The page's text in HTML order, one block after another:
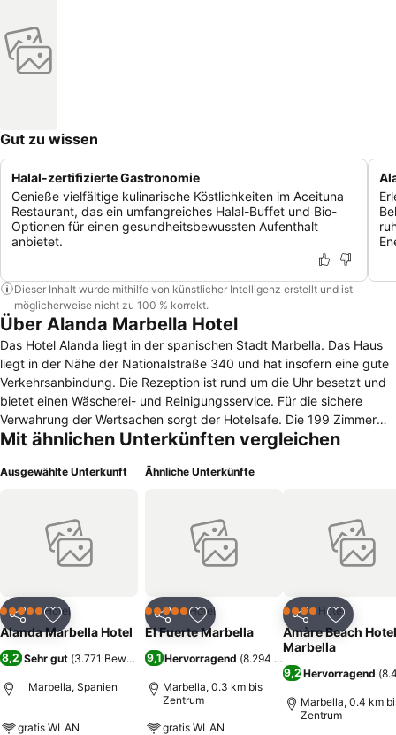
Gut zu wissen
Halal-zertifizierte Gastronomie
Genieße vielfältige kulinarische Köstlichkeiten im Aceituna
Restaurant, das ein umfangreiches Halal-Buffet und Bio-
Optionen für einen gesundheitsbewussten Aufenthalt
anbietet.
Dieser Inhalt wurde mithilfe von künstlicher Intelligenz erstellt und ist
möglicherweise nicht zu 100 % korrekt.
Über Alanda Marbella Hotel
Das Hotel Alanda liegt in der spanischen Stadt Marbella. Das Haus
liegt in der Nähe der Nationalstraße 340 und hat insofern eine gute
Verkehrsanbindung. Die Rezeption ist rund um die Uhr besetzt und
bietet einen Wäscherei- und Reinigungsservice. Für die sichere
Verwahrung der Wertsachen sorgt der Hotelsafe. Die 199 Zimmer
des Hauses verfügen teilweise über eine Terrasse oder einen
Zur technischen Ausstattung gehören Sat-TV, Telefon und Internet-
Duschwand, Bidet, Bademantel und Kosmetikspiegel. Für das
leibliche Wohl der Gäste sorgt das Restaurant Khala mit
mediterraner Küche. Eine Bar rundet das gastronomische Angebot
zur Verfügung. Zur Veranstaltungstechnik gehören Wlan,
Projektoren und Leinwände. Der Wellness- Bereich bietet Sauna,
Whirlpool und Dampfbad. Diverse Massageanwendungen können
kostenpflichtig gebucht werden. Im Außenbereich liegt der Pool mit
Terrasse.
Mit ähnlichen Unterkünften vergleichen
Ausgewählte Unterkunft
Teilen Zu Favoriten hinzufügen
5 Sterne Hotel
Alanda Marbella Hotel
8,2 Sehr gut (3.771 Bewertungen)
Marbella, Spanien
gratis WLAN
Ähnliche Unterkünfte
Teilen Zu Favoriten hinzufügen
5 Sterne Hotel
El Fuerte Marbella
9,1Hervorragend (8.294 Bewertungen
Marbella, 0.3 km bis
Zentrum
gratis WLAN
Teilen Zu
4 SterneHotel
Amàre Beach Hotel
Marbella
9,2Hervorragend (
Marbella, 0.4 km
Zentrum